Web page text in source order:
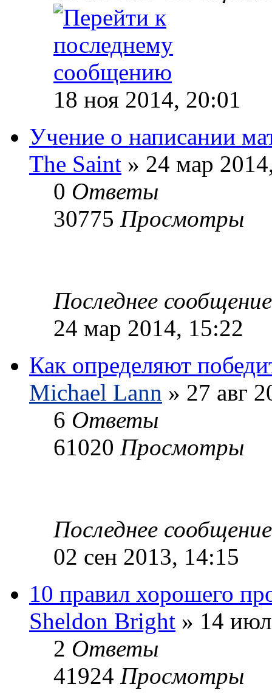
18 ноя 2014, 20:01
Учение о написании
The Saint » 24 мар
0 Ответы
30775 Просмотры
Последнее
24 мар 2014, 15:22
Как определяют
Michael Lann » 27 авг
6 Ответы
61020 Просмотры
Последнее
02 сен 2013, 14:15
10 правил хорошего
Sheldon Bright » 14
2 Ответы
41924 Просмотры